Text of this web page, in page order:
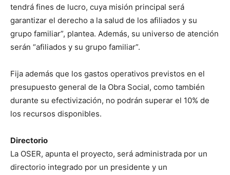
tendrá fines de lucro, cuya misión principal será
garantizar el derecho a la salud de los afiliados y su
grupo familiar”, plantea. Además, su universo de atención
serán “afiliados y su grupo familiar”.
Fija además que los gastos operativos previstos en el
presupuesto general de la Obra Social, como también
durante su efectivización, no podrán superar el 10% de
los recursos disponibles.
Directorio
La OSER, apunta el proyecto, será administrada por un
directorio integrado por un presidente y un